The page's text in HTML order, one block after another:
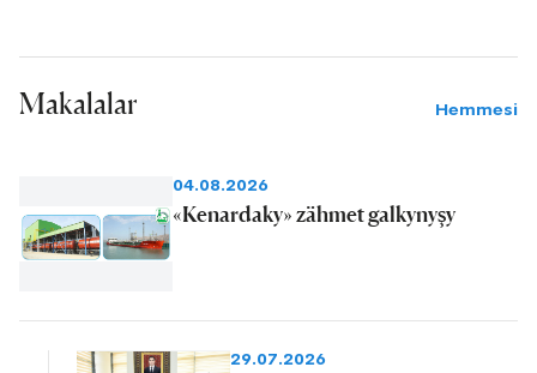
Makalalar Hemmesi
04.08.2026
«Kenardaky» zähmet galkynyşy
29.07.2026